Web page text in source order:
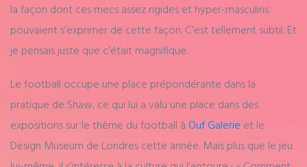
la façon dont ces mecs assez rigides et hyper-masculins
pouvaient s’exprimer de cette façon. C’est tellement subtil. Et
je pensais juste que c’était magnifique.
Le football occupe une place prépondérante dans la
pratique de Shaw, ce qui lui a valu une place dans des
expositions sur le thème du football à Ouf Galerie et le
Design Museum de Londres cette année. Mais plus que le jeu